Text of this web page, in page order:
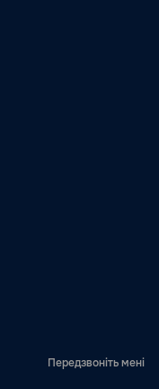
Передзвоніть мені